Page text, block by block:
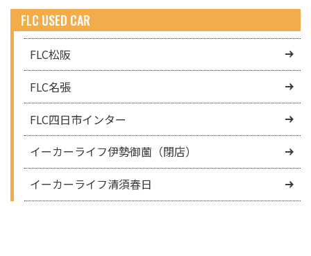
FLC USED CAR
FLC松阪
FLC名張
FLC四日市インター
イーカーライフ伊勢御薗（閉店）
イーカーライフ清須春日